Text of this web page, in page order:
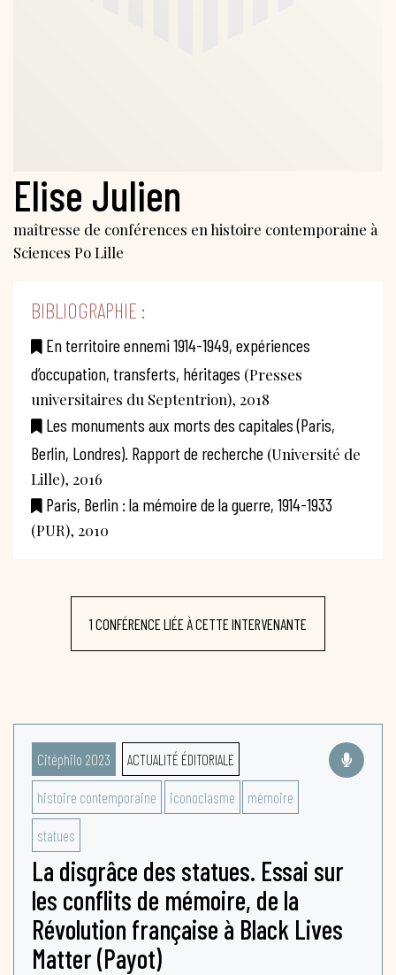
Elise Julien
maîtresse de conférences en histoire contemporaine à
Sciences Po Lille
BIBLIOGRAPHIE :
En territoire ennemi 1914-1949, expériences
d’occupation, transferts, héritages (Presses
universitaires du Septentrion), 2018
Les monuments aux morts des capitales (Paris,
Berlin, Londres). Rapport de recherche (Université de
Lille), 2016
Paris, Berlin : la mémoire de la guerre, 1914-1933
(PUR), 2010
1 CONFÉRENCE LIÉE À CETTE INTERVENANTE
Citéphilo 2023 ACTUALITÉ ÉDITORIALE
histoire contemporaine iconoclasme mémoire
statues
La disgrâce des statues. Essai sur
les conflits de mémoire, de la
Révolution française à Black Lives
Matter (Payot)